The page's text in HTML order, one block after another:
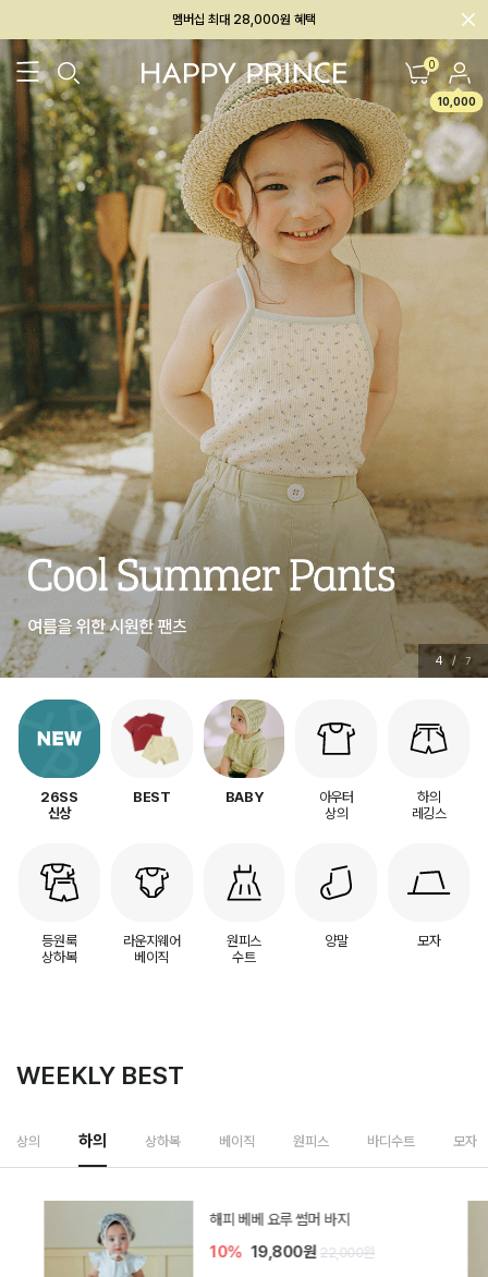
회원전용 아울렛, 가입하면 ~60% 할인!
멤버십 최대 28,000원 혜택 0
10,000
26SS 신상 BEST BABY[6~12M] 아우터/상의 하의/레깅스
5 / 7
26SS
신상
BEST BABY
아우터
상의
하의
레깅스
등원룩
상하복
라운지웨어
베이직
원피스
수트
양말 모자
WEEKLY BEST
상의 하의 상하복 베이직 원피스 바디수트 모자
[SIZE ~6Y] 델린 린넨 바지
10% 21,600원 24,000원